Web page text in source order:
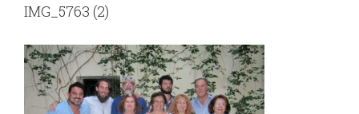
IMG_5763 (2)